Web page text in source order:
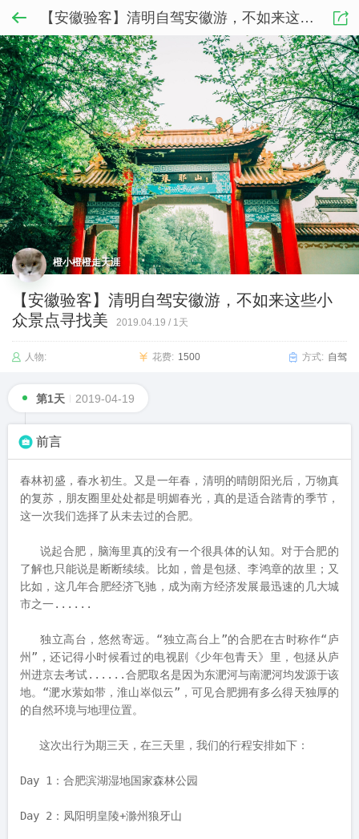
【安徽验客】清明自驾安徽游，不如来这些小众景点寻找美
橙小橙橙走天涯
【安徽验客】清明自驾安徽游，不如来这些小
众景点寻找美
2019.04.19 / 1天
人物: 花费: 1500 方式: 自驾
第1天 2019-04-19
前言
春林初盛，春水初生。又是一年春，清明的晴朗阳光后，万物真
的复苏，朋友圈里处处都是明媚春光，真的是适合踏青的季节，
这一次我们选择了从未去过的合肥。
   说起合肥，脑海里真的没有一个很具体的认知。对于合肥的
了解也只能说是断断续续。比如，曾是包拯、李鸿章的故里；又
比如，这几年合肥经济飞驰，成为南方经济发展最迅速的几大城
市之一......
   独立高台，悠然寄远。“独立高台上”的合肥在古时称作“庐
州”，还记得小时候看过的电视剧《少年包青天》里，包拯从庐
州进京去考试......合肥取名是因为东淝河与南淝河均发源于该
地。“淝水萦如带，淮山崒似云”，可见合肥拥有多么得天独厚的
的自然环境与地理位置。
Day 1：合肥滨湖湿地国家森林公园
Day 2：凤阳明皇陵+滁州狼牙山